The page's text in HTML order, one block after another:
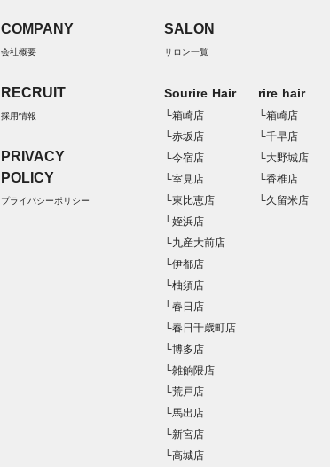
COMPANY
会社概要
RECRUIT
採用情報
PRIVACY
POLICY
プライバシーポリシー
SALON
サロン一覧
Sourire Hair
└箱崎店
└赤坂店
└今宿店
└室見店
└東比恵店
└姪浜店
└九産大前店
└伊都店
└柚須店
└春日店
└春日千歳町店
└博多店
└雑餉隈店
└荒戸店
└馬出店
└新宮店
└高城店
rire hair
└箱崎店
└千早店
└大野城店
└香椎店
└久留米店